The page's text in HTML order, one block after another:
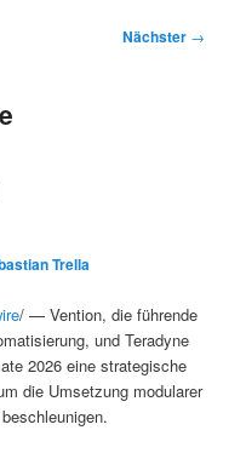
Nächster →
Trella
/ — Vention, die führende
und Teradyne
2026 eine strategische
die Umsetzung modularer